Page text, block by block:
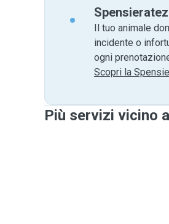
Il tuo animale
incidente o
ogni
Scopri la
Più servizi vicino